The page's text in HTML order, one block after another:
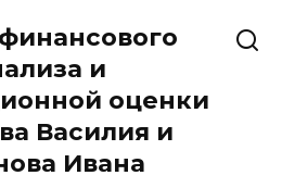
и
оценки
Василия и
Ивана